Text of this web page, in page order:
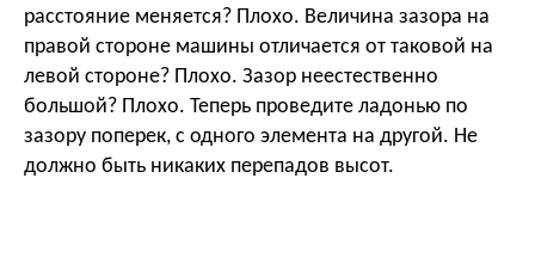
расстояние меняется? Плохо. Величина зазора на
правой стороне машины отличается от таковой на
левой стороне? Плохо. Зазор неестественно
большой? Плохо. Теперь проведите ладонью по
зазору поперек, с одного элемента на другой. Не
должно быть никаких перепадов высот.